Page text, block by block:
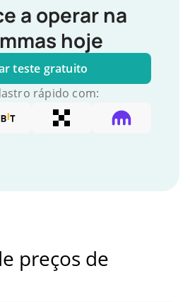
a operar na
hoje
teste gratuito
rápido com:
preços de